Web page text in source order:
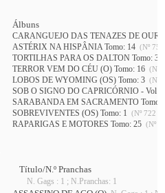
Álbuns
CARANGUEJO DAS TENAZES DE
ASTÉRIX NA HISPÂNIA Tomo: 14 (Nº
TORTILHAS PARA OS DALTON Tomo: 31
TERROR VEM DO CÉU (O) Tomo: 16 (Nº
LOBOS DE WYOMING (OS) Tomo: 3 (Nº
SOB O SIGNO DO CAPRICÓRNIO - Vol 1
SARABANDA EM SACRAMENTO Tomo:
SOBREVIVENTES (OS) Tomo: 1 (Nº 722 A
RAPARIGAS E MOTORES Tomo: 25 (Nº
Título/N.º Pranchas
N. Gags : 1 ; N.Pranchas: 1